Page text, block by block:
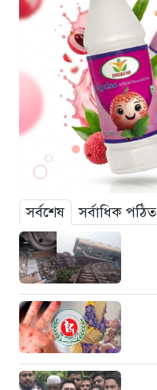
সর্বশেষ সর্বাধিক পঠিত